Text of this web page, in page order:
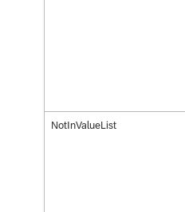
NotInValueList